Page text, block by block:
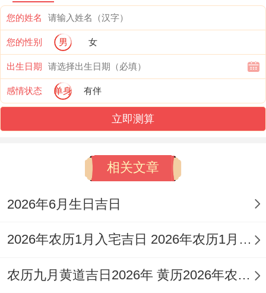
黄道吉日。这些日子由吉神值日，适宜**各
类重要事务，以下是该月份部分黄道吉日的
详细信息:
期
日
值
神/
吉神
所宜事项
月
月
己
司命
塞穴、结
嫁娶、
安门、
您的姓名
您的性别 男 女
出生日期
感情状态 单身 有伴
立即测算
相关文章
2026年6月生日吉日
2026年农历1月入宅吉日 2026年农历1月入宅最好的日子
农历九月黄道吉日2026年 黄历2026年农历九月黄道吉日查询